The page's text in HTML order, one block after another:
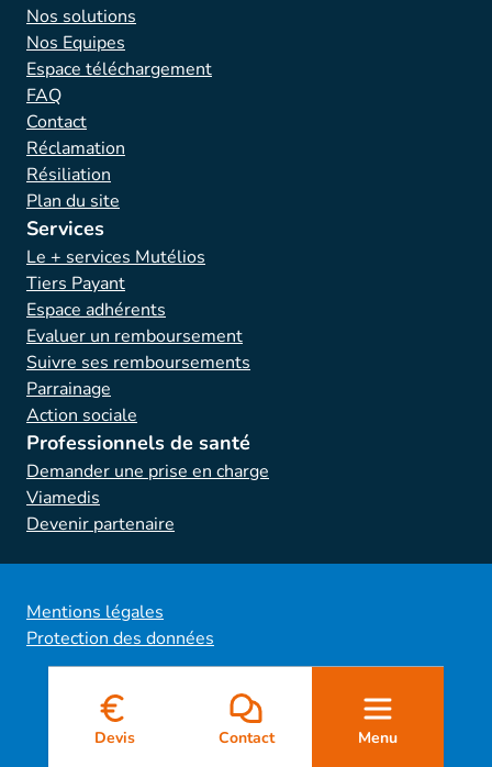
Devis Contact Menu
Nos solutions
Nos Equipes
Espace téléchargement
FAQ
Contact
Réclamation
Résiliation
Plan du site
Services
Le + services Mutélios
Tiers Payant
Espace adhérents
Evaluer un remboursement
Suivre ses remboursements
Parrainage
Action sociale
Professionnels de santé
Demander une prise en charge
Viamedis
Devenir partenaire
Mentions légales
Protection des données